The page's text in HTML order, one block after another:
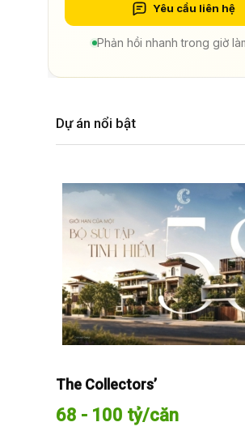
Yêu cầu liên hệ
Phản hồi nhanh trong giờ
Dự án nổi bật
The Collectors’
68 - 100 tỷ/căn